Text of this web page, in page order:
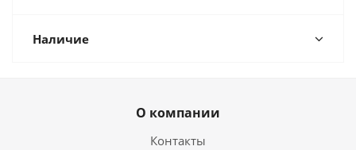
Наличие
О компании
Контакты